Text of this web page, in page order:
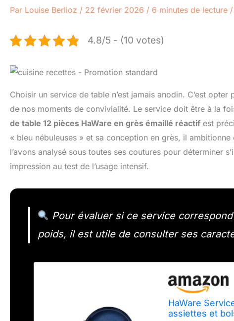
Par Louise Berlioz / 22 février 2026 / 6 minutes de lecture /
4.8/5 - (10 votes)
Choisir un service de table n’est jamais anodin. C’est
de nos moments de convivialité. Le service doit être à la
de table 12 pièces HaWare en grès émaillé réactif est
« bleu nébuleuses » et sa conception en grès, il
l’avons analysé sous toutes ses coutures pour déterminer
impression au test de l’usage intensif.
Pour évaluer si ce service
poids, il est utile de consulter ses
HaWare
assiettes et